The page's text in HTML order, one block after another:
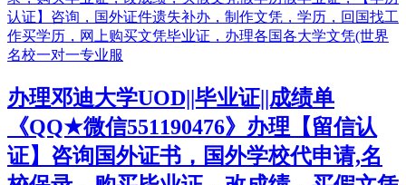
办理邓迪大学UOD||毕业证||成绩单
《QQ★微信551190476》办理【留信认
证】咨询国外证书，国外学校代申请,名